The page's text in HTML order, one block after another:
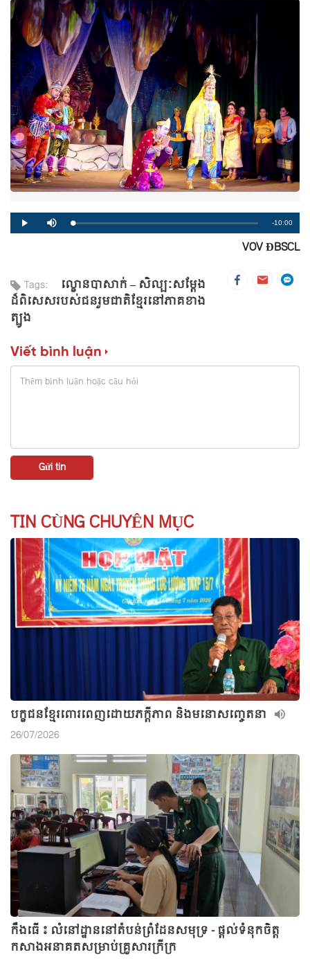
Play Mute Loaded:
0%
Progress:
0%
Remaining
Time
-10:00
VOV ĐBSCL
Tags:
ល្ខោនបាសាក់ – សិល្បៈសម្តែង
ដ៏ពិសេសរបស់ជនរួមជាតិខ្មែរនៅភាគខាង
ត្បូង
Viết bình luận
TIN CÙNG CHUYÊN MỤC
បក្ខជនខ្មែរពោរពេញដោយភក្ដីភាព និងមនោសញ្ចេតនា
26/07/2026
កឹងធើ ៖ លំនៅដ្ឋាននៅតំបន់ព្រំដែនសមុទ្រ - ផ្តល់ទំនុកចិត្ត
កសាងអនាគតសម្រាប់គ្រួសារក្រីក្រ